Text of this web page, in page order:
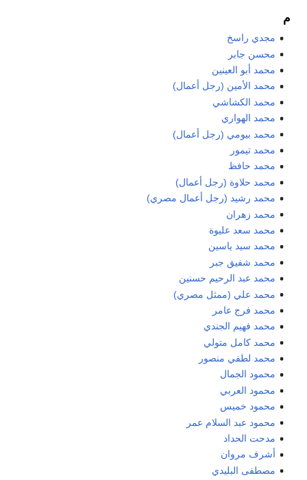
م
مجدي راسخ
محسن جابر
محمد أبو العينين
محمد الأمين (رجل أعمال)
محمد الكشاشي
محمد الهواري
محمد بيومي (رجل أعمال)
محمد تيمور
محمد حافظ
محمد حلاوة (رجل أعمال)
محمد رشيد (رجل أعمال مصري)
محمد زهران
محمد سعد عليوة
محمد سيد ياسين
محمد شفيق جبر
محمد عبد الرحيم حسنين
محمد علي (ممثل مصري)
محمد فرج عامر
محمد فهيم الجندي
محمد كامل متولي
محمد لطفي منصور
محمود الجمال
محمود العربي
محمود خميس
محمود عبد السلام عمر
مدحت الحداد
أشرف مروان
مصطفى البليدي